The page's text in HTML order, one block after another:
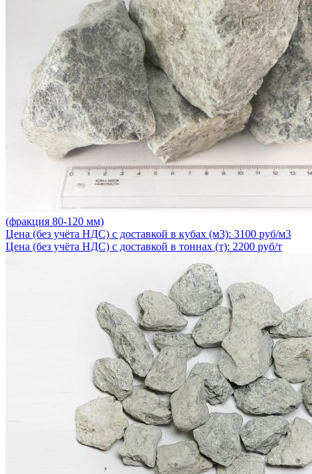
(фракция 80-120 мм)
Цена (без учёта НДС) с доставкой в кубах (м3): 3100 руб/м3
Цена (без учёта НДС) с доставкой в тоннах (т): 2200 руб/т